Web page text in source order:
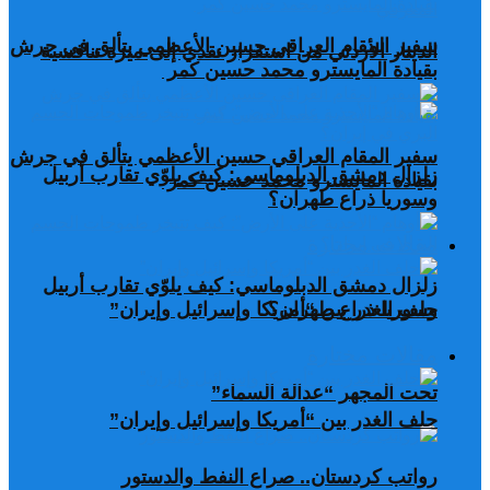
سفير المقام العراقي حسين الأعظمي يتألق في جرش
بقيادة المايسترو محمد حسين كمر
زلزال دمشق الدبلوماسي: كيف يلوّي تقارب أربيل
وسوريا ذراع طهران؟
حلف الغدر بين “أمريكا وإسرائيل وإيران”
تحت المجهر “عدالة السماء”
رواتب كردستان.. صراع النفط والدستور
الدينار الأردني من استقرار نقدي إلى ميزة تنافسية
سفير المقام العراقي حسين الأعظمي يتألق في جرش
بقيادة المايسترو محمد حسين كمر
زلزال دمشق الدبلوماسي: كيف يلوّي تقارب أربيل
وسوريا ذراع طهران؟
حلف الغدر بين “أمريكا وإسرائيل وإيران”